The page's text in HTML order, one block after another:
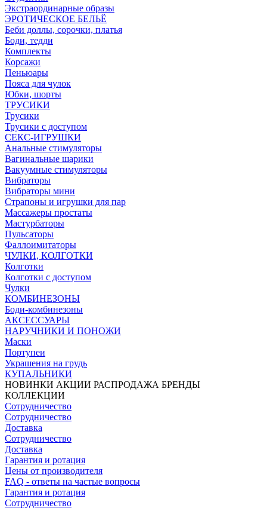
Экстраординарные образы
ЭРОТИЧЕСКОЕ БЕЛЬЁ
Беби доллы, сорочки, платья
Боди, тедди
Комплекты
Корсажи
Пеньюары
Пояса для чулок
Юбки, шорты
ТРУСИКИ
Трусики
Трусики с доступом
СЕКС-ИГРУШКИ
Анальные стимуляторы
Вагинальные шарики
Вакуумные стимуляторы
Вибраторы
Вибраторы мини
Страпоны и игрушки для пар
Массажеры простаты
Мастурбаторы
Пульсаторы
Фаллоимитаторы
ЧУЛКИ, КОЛГОТКИ
Колготки
Колготки с доступом
Чулки
КОМБИНЕЗОНЫ
Боди-комбинезоны
АКСЕССУАРЫ
НАРУЧНИКИ И ПОНОЖИ
Маски
Портупеи
Украшения на грудь
КУПАЛЬНИКИ
НОВИНКИ АКЦИИ РАСПРОДАЖА БРЕНДЫ
КОЛЛЕКЦИИ
Сотрудничество
Сотрудничество
Доставка
Сотрудничество
Доставка
Гарантия и ротация
Цены от производителя
FAQ - ответы на частые вопросы
Гарантия и ротация
Сотрудничество